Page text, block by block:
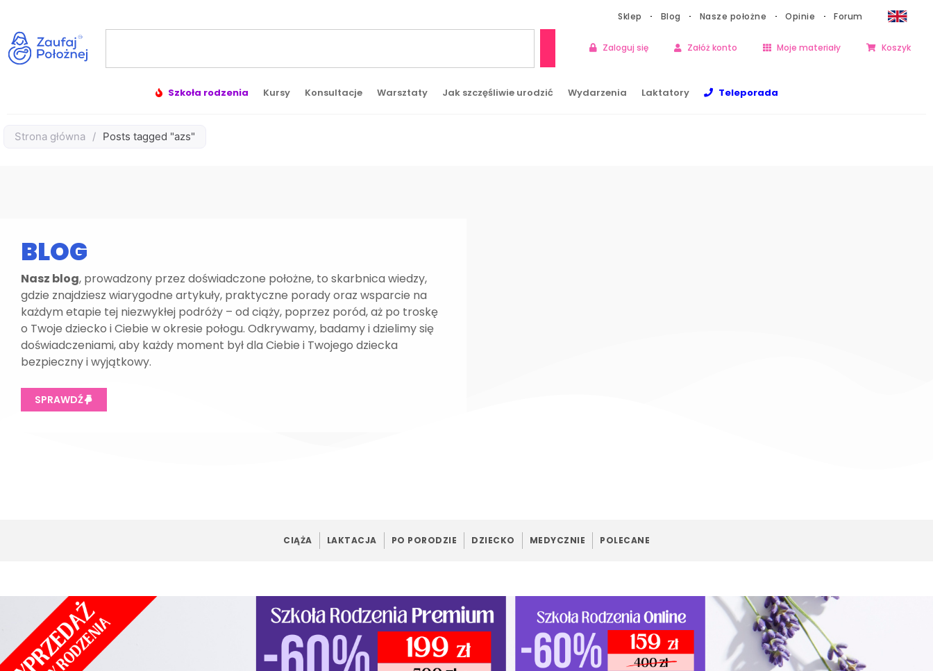
Sklep Blog Nasze położne Opinie Forum
Zaloguj się Załóż konto Moje materiały Koszyk
Szkoła rodzenia Kursy Konsultacje Warsztaty Jak szczęśliwie urodzić Wydarzenia Laktatory Teleporada
Strona główna / Posts tagged "azs"
BLOG
Nasz blog, prowadzony przez doświadczone położne, to skarbnica wiedzy,
gdzie znajdziesz wiarygodne artykuły, praktyczne porady oraz wsparcie na
każdym etapie tej niezwykłej podróży – od ciąży, poprzez poród, aż po troskę
o Twoje dziecko i Ciebie w okresie połogu. Odkrywamy, badamy i dzielimy się
doświadczeniami, aby każdy moment był dla Ciebie i Twojego dziecka
bezpieczny i wyjątkowy.
SPRAWDŹ
CIĄŻA LAKTACJA PO PORODZIE DZIECKO MEDYCZNIE POLECANE